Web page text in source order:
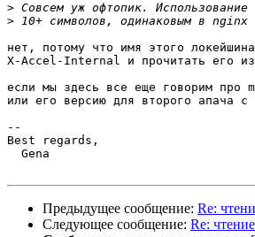
>
>
нет, потому что имя этого
X-Accel-Internal и прочитать его из
если мы здесь все еще говорим про
или его версию для второго апача с
--
Best regards,
Предыдущее сообщение: Re:
Следующее сообщение: Re: